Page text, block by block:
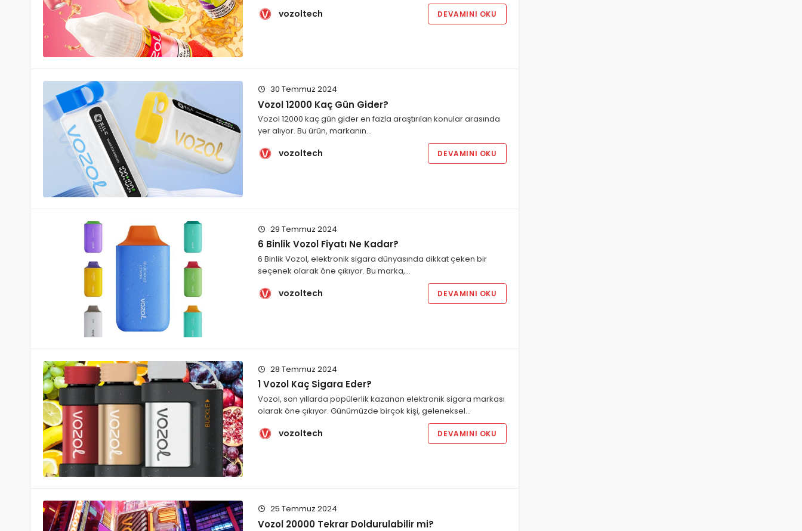
vozoltech DEVAMINI OKU
30 Temmuz 2024
Vozol 12000 Kaç Gün Gider?
Vozol 12000 kaç gün gider en fazla araştırılan konular arasında
yer alıyor. Bu ürün, markanın…
vozoltech DEVAMINI OKU
29 Temmuz 2024
6 Binlik Vozol Fiyatı Ne Kadar?
6 Binlik Vozol, elektronik sigara dünyasında dikkat çeken bir
seçenek olarak öne çıkıyor. Bu marka,…
vozoltech DEVAMINI OKU
28 Temmuz 2024
1 Vozol Kaç Sigara Eder?
Vozol, son yıllarda popülerlik kazanan elektronik sigara markası
olarak öne çıkıyor. Günümüzde birçok kişi, geleneksel…
vozoltech DEVAMINI OKU
25 Temmuz 2024
Vozol 20000 Tekrar Doldurulabilir mi?